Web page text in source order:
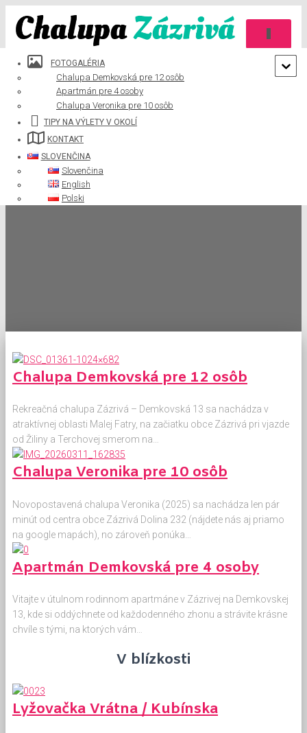
FOTOGALÉRIA
Chalupa Demkovská pre 12 osôb
Apartmán pre 4 osoby
Chalupa Veronika pre 10 osôb
TIPY NA VÝLETY V OKOLÍ
KONTAKT
SLOVENČINA
Slovenčina
English
Polski
Chalupy Zázrivá
To pravé miesto pre Váš oddych
Chalupa Demkovská pre 12 osôb
Rekreačná chalupa Zázrivá – Demkovská 13 sa nachádza v
atraktívnej oblasti Malej Fatry, na začiatku obce Zázrivá pri vjazde
od Žiliny a Terchovej smerom na…
Chalupa Veronika pre 10 osôb
Novopostavená chalupa Veronika (2025) sa nachádza len pár
minút od centra obce Zázrivá Dolina 232 (nájdete nás aj priamo
na google mapách), no zároveň ponúka…
Apartmán Demkovská pre 4 osoby
Vitajte v útulnom rodinnom apartmáne v Zázrivej na Demkovskej
13, kde si oddýchnete od každodenného zhonu a strávite krásne
chvíle s tými, na ktorých vám…
V blízkosti
Lyžovačka Vrátna / Kubínska